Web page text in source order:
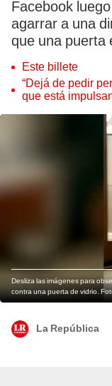
Facebook
agarrar a una
que una puerta
Este billete
“Dejá de pedir
que está
Desliza las imágenes para
contra una puerta de vidrio.
La República